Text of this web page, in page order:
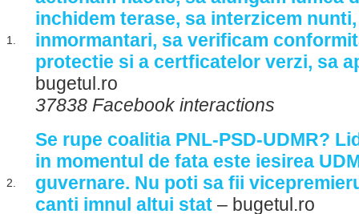
1.
inchidem terase, sa interzicem
inmormantari, sa verificam
protectie si a certficatelor verzi, sa
bugetul.ro
37838 Facebook interactions
2.
Se rupe coalitia PNL-PSD-UDMR?
in momentul de fata este iesirea
guvernare. Nu poti sa fii
canti imnul altui stat – bugetul.ro